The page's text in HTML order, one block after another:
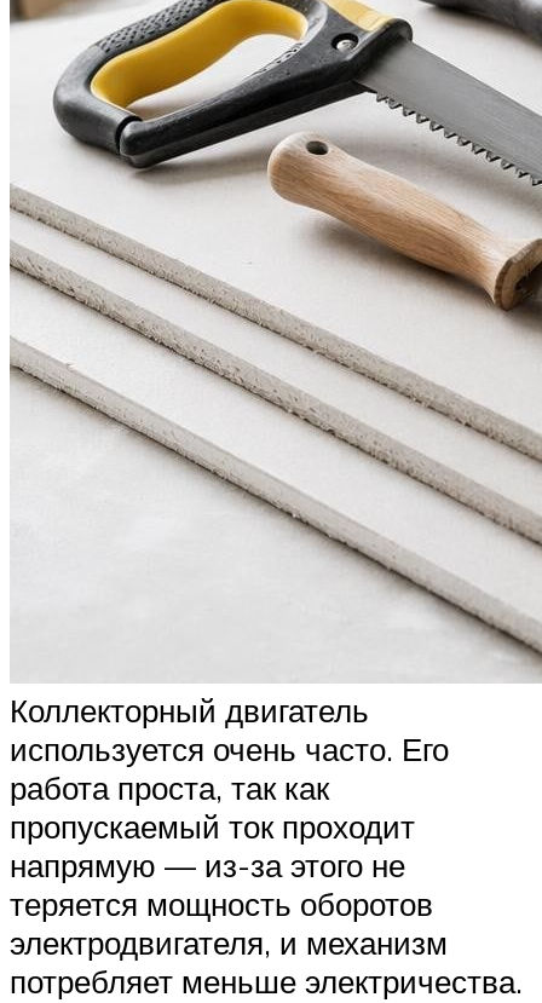
Коллекторный двигатель
используется очень часто. Его
работа проста, так как
пропускаемый ток проходит
напрямую — из-за этого не
теряется мощность оборотов
электродвигателя, и механизм
потребляет меньше электричества.